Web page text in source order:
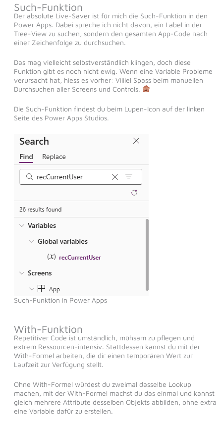
Such-Funktion
Der absolute Live-Saver ist für mich die Such-Funktion in den
Power Apps. Dabei spreche ich nicht davon, ein Label in der
Tree-View zu suchen, sondern den gesamten App-Code nach
einer Zeichenfolge zu durchsuchen.
Das mag vielleicht selbstverständlich klingen, doch diese
Funktion gibt es noch nicht ewig. Wenn eine Variable Probleme
verursacht hat, hiess es vorher: Viiiiel Spass beim manuellen
Durchsuchen aller Screens und Controls.
Die Such-Funktion findest du beim Lupen-Icon auf der linken
Seite des Power Apps Studios.
Such-Funktion in Power Apps
With-Funktion
Repetitiver Code ist umständlich, mühsam zu pflegen und
extrem Ressourcen-intensiv. Stattdessen kannst du mit der
With-Formel arbeiten, die dir einen temporären Wert zur
Laufzeit zur Verfügung stellt.
Ohne With-Formel würdest du zweimal dasselbe Lookup
machen, mit der With-Formel machst du das einmal und kannst
gleich mehrere Attribute desselben Objekts abbilden, ohne extra
eine Variable dafür zu erstellen.